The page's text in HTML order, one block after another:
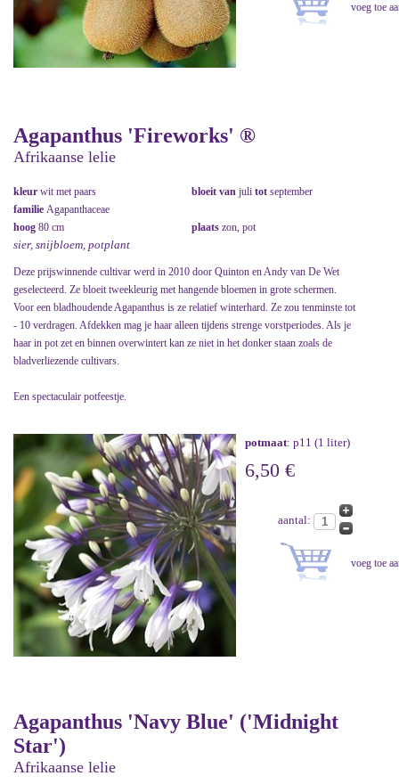
Agapanthus 'Fireworks' ®
Afrikaanse lelie
kleur wit met paars bloeit van juli tot september
familie Agapanthaceae
hoog 80 cm plaats zon, pot
sier, snijbloem, potplant
Deze prijswinnende cultivar werd in 2010 door Quinton en Andy van De Wet
geselecteerd. Ze bloeit tweekleurig met hangende bloemen in grote schermen.
Voor een bladhoudende Agapanthus is ze relatief winterhard. Ze zou tenminste tot
- 10 verdragen. Afdekken mag je haar alleen tijdens strenge vorstperiodes. Als je
haar in pot zet en binnen overwintert kan ze niet in het donker staan zoals de
bladverliezende cultivars.
Een spectaculair potfeestje.
potmaat: p11 (1 liter)
6,50 €
aantal:
Agapanthus 'Navy Blue' ('Midnight
Star')
Afrikaanse lelie